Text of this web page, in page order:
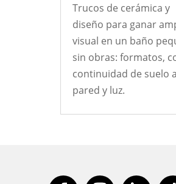
Trucos de cerámica y
diseño para ganar
visual en un baño
sin obras: formatos,
continuidad de suelo a
pared y luz.